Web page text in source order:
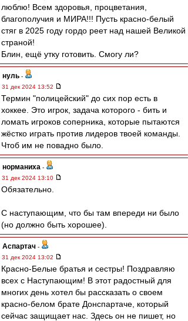
люблю! Всем здоровья, процветания,
благополучия и МИРА!!! Пусть красно-белый
стяг в 2025 году гордо реет над нашей Великой
страной!
Блин, ещё утку готовить. Смогу ли?
нуль -
31 дек 2024 13:52
Термин "полицейский" до сих пор есть в
хоккее. Это игрок, задача которого - бить и
ломать игроков соперника, которые пытаются
жёстко играть против лидеров твоей команды.
Чтоб им не повадно было.
норманиха -
31 дек 2024 13:10
Обязательно.
С наступающим, что бы там впереди ни было
(но должно быть хорошее).
Аспартач -
31 дек 2024 13:02
Красно-Белые братья и сестры! Поздравляю
всех с Наступающим! В этот радостный для
многих день хотел бы рассказать о своем
красно-белом брате Донспартаче, который
сейчас защищает нас. Здесь он не пишет, но